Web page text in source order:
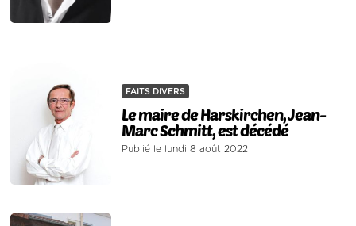
FAITS DIVERS
Le maire de Harskirchen, Jean-
Marc Schmitt, est décédé
Publié le lundi 8 août 2022